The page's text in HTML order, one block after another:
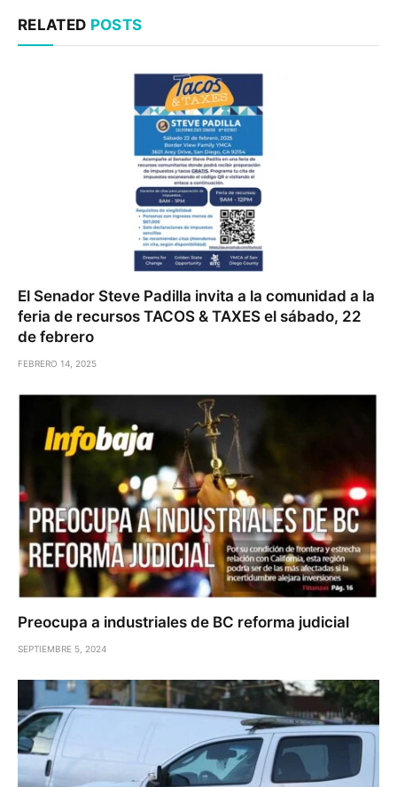
RELATED POSTS
El Senador Steve Padilla invita a la comunidad a la
feria de recursos TACOS & TAXES el sábado, 22
de febrero
FEBRERO 14, 2025
Preocupa a industriales de BC reforma judicial
SEPTIEMBRE 5, 2024